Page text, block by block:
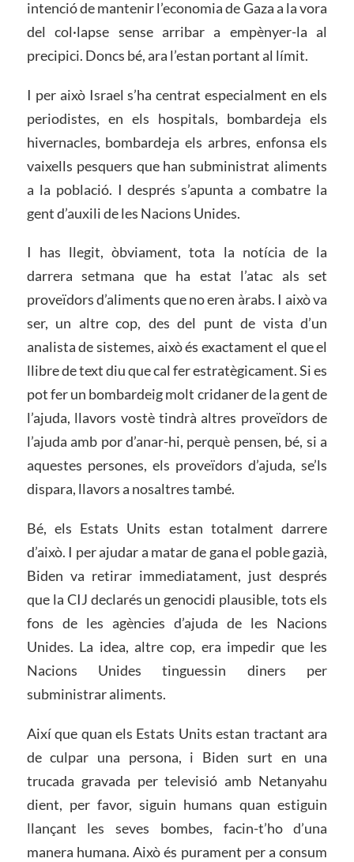
intenció de mantenir l’economia de Gaza a la vora
del col·lapse sense arribar a empènyer-la al
precipici. Doncs bé, ara l’estan portant al límit.
I per això Israel s’ha centrat especialment en els
periodistes, en els hospitals, bombardeja els
hivernacles, bombardeja els arbres, enfonsa els
vaixells pesquers que han subministrat aliments
a la població. I després s’apunta a combatre la
gent d’auxili de les Nacions Unides.
I has llegit, òbviament, tota la notícia de la
darrera setmana que ha estat l’atac als set
proveïdors d’aliments que no eren àrabs. I això va
ser, un altre cop, des del punt de vista d’un
analista de sistemes, això és exactament el que el
llibre de text diu que cal fer estratègicament. Si es
pot fer un bombardeig molt cridaner de la gent de
l’ajuda, llavors vostè tindrà altres proveïdors de
l’ajuda amb por d’anar-hi, perquè pensen, bé, si a
aquestes persones, els proveïdors d’ajuda, se’ls
dispara, llavors a nosaltres també.
Bé, els Estats Units estan totalment darrere
d’això. I per ajudar a matar de gana el poble gazià,
Biden va retirar immediatament, just després
que la CIJ declarés un genocidi plausible, tots els
fons de les agències d’ajuda de les Nacions
Unides. La idea, altre cop, era impedir que les
Nacions Unides tinguessin diners per
subministrar aliments.
Així que quan els Estats Units estan tractant ara
de culpar una persona, i Biden surt en una
trucada gravada per televisió amb Netanyahu
dient, per favor, siguin humans quan estiguin
llançant les seves bombes, facin-t’ho d’una
manera humana. Això és purament per a consum